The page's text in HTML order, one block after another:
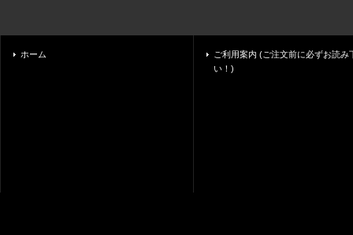
ホーム
ご利用案内 (ご注文前に必ずお読み
い！)